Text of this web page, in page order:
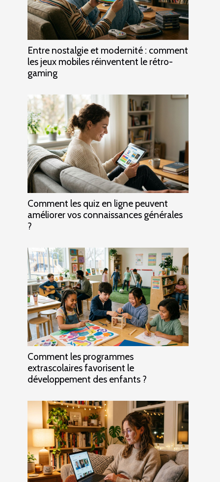
Entre nostalgie et modernité : comment
les jeux mobiles réinventent le rétro-
gaming
Comment les quiz en ligne peuvent
améliorer vos connaissances générales
?
Comment les programmes
extrascolaires favorisent le
développement des enfants ?